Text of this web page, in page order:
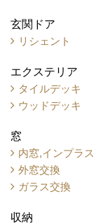
玄関ドア
リシェント
エクステリア
タイルデッキ
ウッドデッキ
窓
内窓,インプラス
外窓交換
ガラス交換
収納